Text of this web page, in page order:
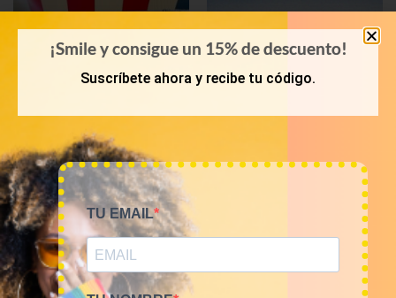
PRIMAVERA-VERANO
Bala 45 Kilos camisas
hawaianas 23€/kg
Mix de camisas franela
12€/kg
¡Smile y consigue un 15% de descuento!
Suscríbete ahora y recibe tu código.
TU EMAIL